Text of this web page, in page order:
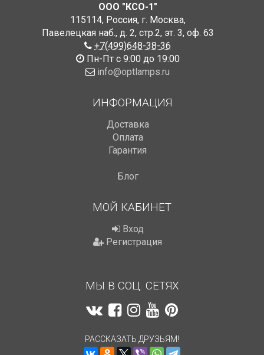
ООО "КСО-1"
115114, Россия, г. Москва,
Павелецкая наб., д. 2, стр.2, эт. 3, оф. 63
+7(499)648-38-36
Пн-Пт с 9:00 до 19:00
info@optlamps.ru
ИНФОРМАЦИЯ
Доставка
Оплата
Гарантия
Блог
МОЙ КАБИНЕТ
Вход
Регистрация
МЫ В СОЦ. СЕТЯХ
РАССКАЗАТЬ ДРУЗЬЯМ!